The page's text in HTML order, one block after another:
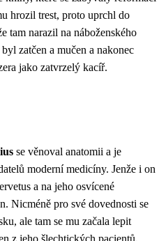
hrozil trest, proto uprchl do
tam narazil na náboženského
zatčen a mučen a nakonec
jako zatvrzelý kacíř.
se věnoval anatomii a je
moderní medicíny. Jenže i on
a na jeho osvícené
Nicméně pro své dovednosti se
ale tam se mu začala lepit
z jeho šlechtických pacientů,